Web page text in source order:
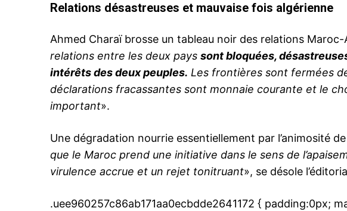
l'intelligence de
l'information
Relations désastreuses et mauvaise fois algérienne
Ahmed Charaï brosse un tableau noir des relations
relations entre les deux pays sont bloquées,
intérêts des deux peuples. Les frontières sont fermées
déclarations fracassantes sont monnaie courante et le
important».
Une dégradation nourrie essentiellement par l’animosité
que le Maroc prend une initiative dans le sens de
virulence accrue et un rejet tonitruant», se désole
.uee960257c86ab171aa0ecbdde2641172 { padding:0px;